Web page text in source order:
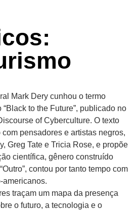
Mark Dery cunhou o termo
to the Future”, publicado no
of Cyberculture. O texto
pensadores e artistas negros,
Greg Tate e Tricia Rose, e propõe
científica, gênero construído
contou por tanto tempo com
americanos.
traçam um mapa da presença
o futuro, a tecnologia e o